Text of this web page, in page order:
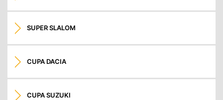
SUPER SLALOM
CUPA DACIA
CUPA SUZUKI